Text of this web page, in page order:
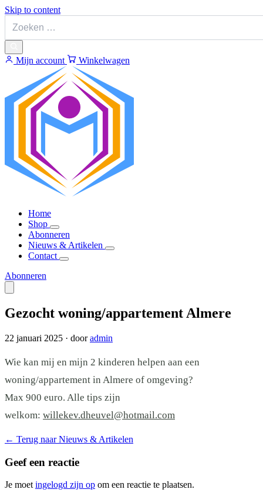
Skip to content
Mijn account Winkelwagen
Home
Shop
Abonneren
Nieuws & Artikelen
Contact
Abonneren
Gezocht woning/appartement Almere
22 januari 2025 · dooradmin
Wie kan mij en mijn 2 kinderen helpen aan een
woning/appartement in Almere of omgeving?
Max 900 euro. Alle tips zijn
welkom: willekev.dheuvel@hotmail.com
← Terug naar Nieuws & Artikelen
Geef een reactie
Je moet ingelogd zijn op om een reactie te plaatsen.